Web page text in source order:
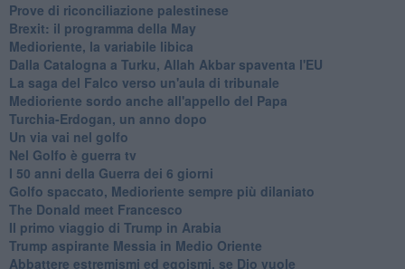
Prove di riconciliazione palestinese
Brexit: il programma della May
Medioriente, la variabile libica
Dalla Catalogna a Turku, Allah Akbar spaventa l'EU
La saga del Falco verso un'aula di tribunale
Medioriente sordo anche all'appello del Papa
Turchia-Erdogan, un anno dopo
Un via vai nel golfo
Nel Golfo è guerra tv
I 50 anni della Guerra dei 6 giorni
Golfo spaccato, Medioriente sempre più dilaniato
The Donald meet Francesco
Il primo viaggio di Trump in Arabia
Trump aspirante Messia in Medio Oriente
Abbattere estremismi ed egoismi, se Dio vuole